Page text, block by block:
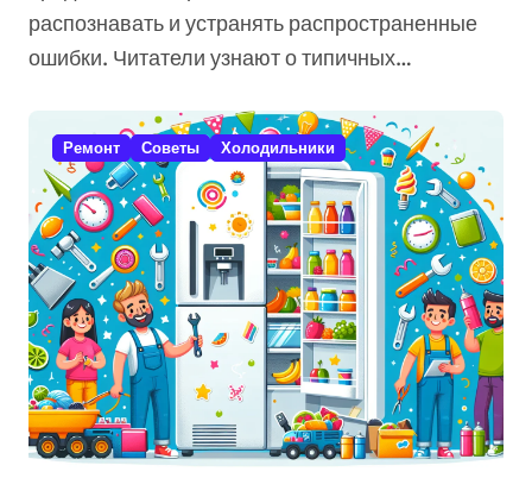
распознавать и устранять распространенные
ошибки. Читатели узнают о типичных…
Ремонт Советы Холодильники